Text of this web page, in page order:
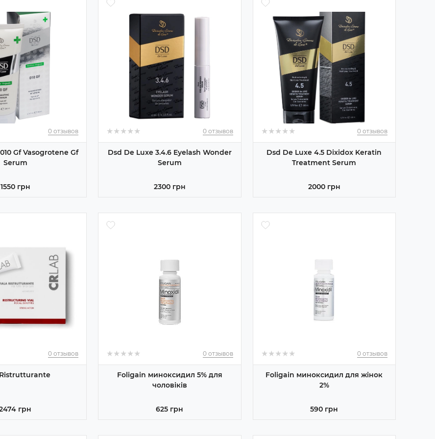
0 отзывов
Gf Vasogrotene Gf
Serum
1550 грн
★
★ ★
★ ★
★ ★
★ ★
★ 0 отзывов
Dsd De Luxe 3.4.6 Eyelash Wonder
Serum
2300 грн
★
★ ★
★ ★
★ ★
★ ★
★ 0 отзывов
Dsd De Luxe 4.5 Dixidox Keratin
Treatment Serum
2000 грн
0 отзывов
грн
★
★ ★
★ ★
★ ★
★ ★
★ 0 отзывов
Foligain миноксидил 5% для
чоловіків
625 грн
★
★ ★
★ ★
★ ★
★ ★
★ 0 отзывов
Foligain миноксидил для жінок
2%
590 грн